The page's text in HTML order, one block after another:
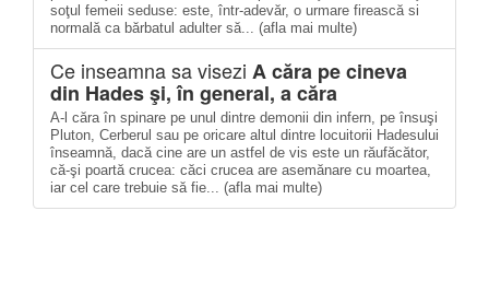
soţul femeii seduse: este, într-adevăr, o urmare firească si
normală ca bărbatul adulter să... (afla mai multe)
Ce inseamna sa visezi A căra pe cineva
din Hades şi, în general, a căra
A-l căra în spinare pe unul dintre demonii din infern, pe însuşi
Pluton, Cerberul sau pe oricare altul dintre locuitorii Hadesului
înseamnă, dacă cine are un astfel de vis este un răufăcător,
că-şi poartă crucea: căci crucea are asemănare cu moartea,
iar cel care trebuie să fie... (afla mai multe)